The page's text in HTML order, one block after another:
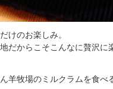
けのお楽しみ。
だからこそこんなに贅沢に
羊牧場のミルクラムを食べ